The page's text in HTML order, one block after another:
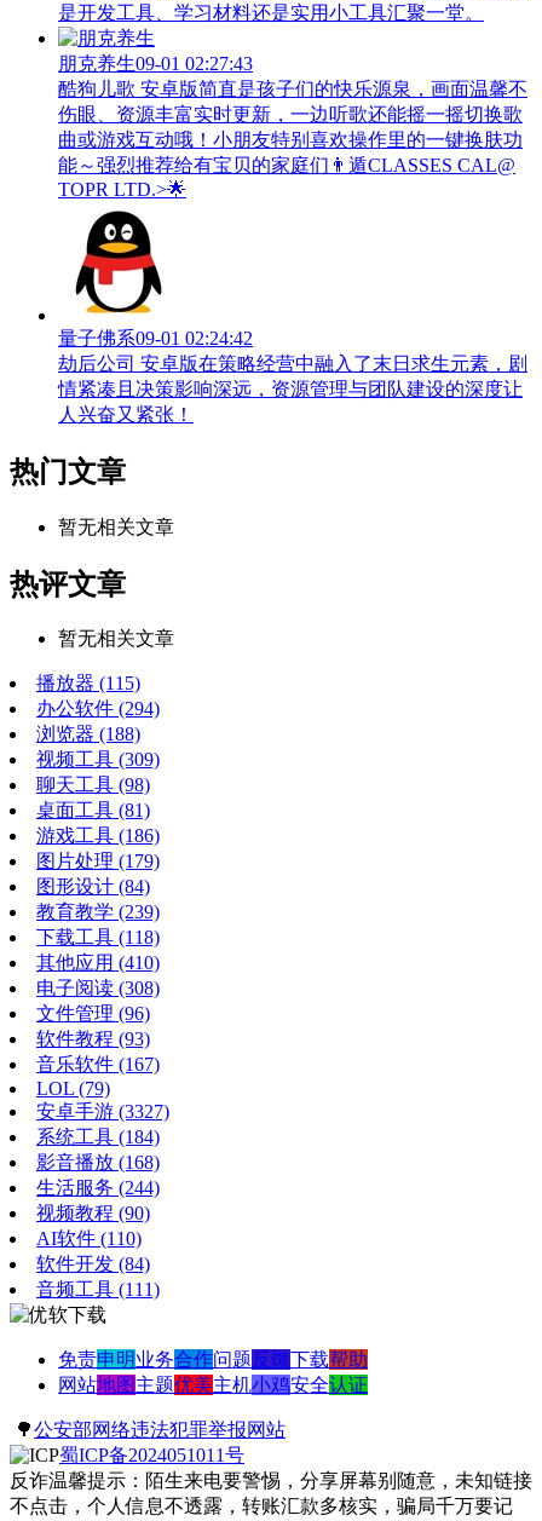
是开发工具、学习材料还是实用小工具汇聚一堂。
朋克养生09-01 02:27:43
酷狗儿歌 安卓版简直是孩子们的快乐源泉，画面温馨不
伤眼、资源丰富实时更新，一边听歌还能摇一摇切换歌
曲或游戏互动哦！小朋友特别喜欢操作里的一键换肤功
能～强烈推荐给有宝贝的家庭们👨‍遁️CLASSES CAL@
TOPR LTD.>🌟
量子佛系09-01 02:24:42
劫后公司 安卓版在策略经营中融入了末日求生元素，剧
情紧凑且决策影响深远，资源管理与团队建设的深度让
人兴奋又紧张！
热门文章
暂无相关文章
热评文章
暂无相关文章
播放器 (115)
办公软件 (294)
浏览器 (188)
视频工具 (309)
聊天工具 (98)
桌面工具 (81)
游戏工具 (186)
图片处理 (179)
图形设计 (84)
教育教学 (239)
下载工具 (118)
其他应用 (410)
电子阅读 (308)
文件管理 (96)
软件教程 (93)
音乐软件 (167)
LOL (79)
安卓手游 (3327)
系统工具 (184)
影音播放 (168)
生活服务 (244)
视频教程 (90)
AI软件 (110)
软件开发 (84)
音频工具 (111)
免责申明业务合作问题反馈下载帮助
网站地图 主题优美主机小鸡安全认证
🌳公安部网络违法犯罪举报网站
蜀ICP备2024051011号
反诈温馨提示：陌生来电要警惕，分享屏幕别随意，未知链接
不点击，个人信息不透露，转账汇款多核实，骗局千万要记